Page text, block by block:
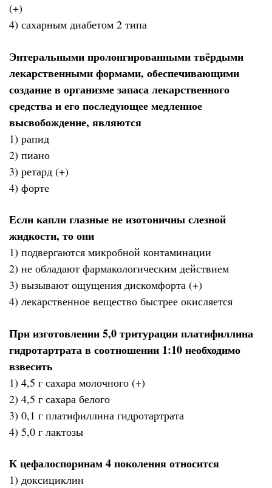
(+)
4) сахарным диабетом 2 типа
Энтеральными пролонгированными твёрдыми
лекарственными формами, обеспечивающими
создание в организме запаса лекарственного
средства и его последующее медленное
высвобождение, являются
1) рапид
2) пиано
3) ретард (+)
4) форте
Если капли глазные не изотоничны слезной
жидкости, то они
1) подвергаются микробной контаминации
2) не обладают фармакологическим действием
3) вызывают ощущения дискомфорта (+)
4) лекарственное вещество быстрее окисляется
При изготовлении 5,0 тритурации платифиллина
гидротартрата в соотношении 1:10 необходимо
взвесить
1) 4,5 г сахара молочного (+)
2) 4,5 г сахара белого
3) 0,1 г платифиллина гидротартрата
4) 5,0 г лактозы
К цефалоспоринам 4 поколения относится
1) доксициклин